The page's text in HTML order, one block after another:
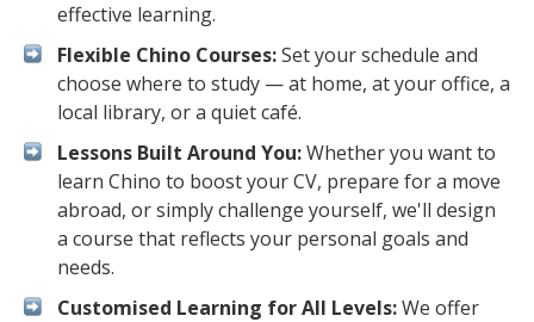
effective learning.
Flexible Chino Courses:Set your schedule and
choose where to study — at home, at your office, a
local library, or a quiet café.
Lessons Built Around You:Whether you want to
learn Chino to boost your CV, prepare for a move
abroad, or simply challenge yourself, we'll design
a course that reflects your personal goals and
needs.
Customised Learning for All Levels:We offer